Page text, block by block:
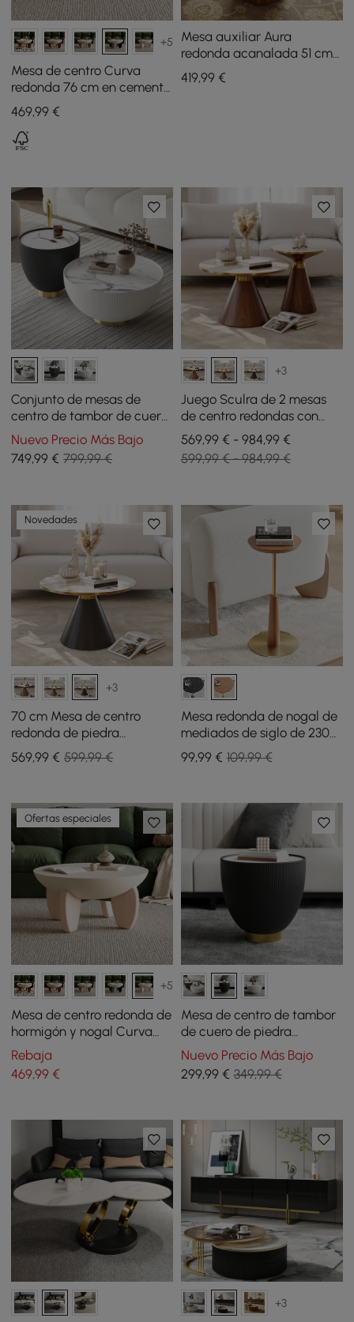
+5
Mesa de centro Curva
redonda 76 cm en cemento
con patas de madera de
fresno
469,99 €
Mesa auxiliar Aura
redonda acanalada 51 cm
en madera de fresno y
tapa de piedra sinterizada
419,99€
Conjunto de mesas de
centro de tambor de cuero
y piedra sinterizada
redonda beige y gris
moderno de 51 - 71 cm
Nuevo Precio Más Bajo
749,99 € 799,99 €
+3
Juego Sculra de 2 mesas
de centro redondas con
superficie de travertino y
piedra sinterizada de
nogal (20 - 70 cm)
569,99 € - 984,99 €
599,99 € - 984,99 €
Novedades
+3
70 cm Mesa de centro
redonda de piedra
sinterizada negra Sculra
569,99 € 599,99 €
Mesa redonda de nogal de
mediados de siglo de 230
mm
99,99€ 109,99 €
Ofertas especiales
+5
Mesa de centro redonda de
hormigón y nogal Curva
con patas de madera
Rebaja
469,99 €
Mesa de centro de tambor
de cuero de piedra
sinterizada gris redonda
moderna de Ø 46 cm
Nuevo Precio Más Bajo
299,99€ 349,99 €
+3